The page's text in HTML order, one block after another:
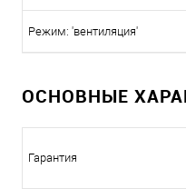
Режим: 'вентиляция'
ОСНОВНЫЕ
Гарантия